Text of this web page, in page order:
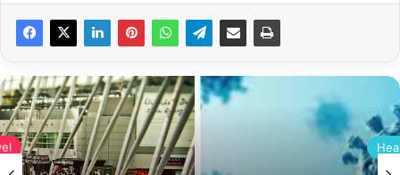
Health